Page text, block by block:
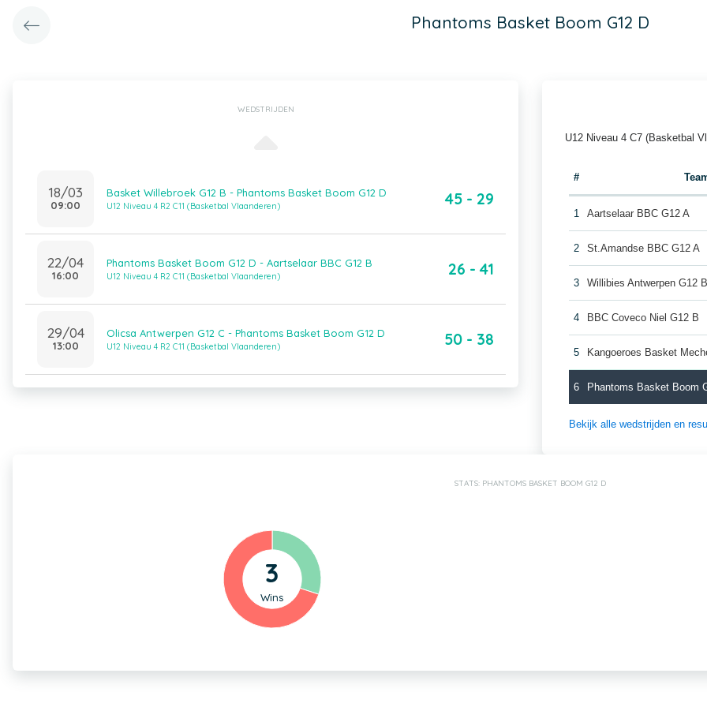
Phantoms Basket Boom G12 D
WEDSTRIJDEN
18/03
09:00
Basket Willebroek G12 B - Phantoms Basket Boom G12 D
U12 Niveau 4 R2 C11 (Basketbal Vlaanderen) 45 - 29
22/04
16:00
Phantoms Basket Boom G12 D - Aartselaar BBC G12 B
U12 Niveau 4 R2 C11 (Basketbal Vlaanderen) 26 - 41
29/04
13:00
Olicsa Antwerpen G12 C - Phantoms Basket Boom G12 D
U12 Niveau 4 R2 C11 (Basketbal Vlaanderen) 50 - 38
U12 Niveau 4 C7 (Basketbal
#
1 Aartselaar BBC G12 A
2 St.Amandse BBC G12 A
3 Willibies Antwerpen G12
4 BBC Coveco Niel G12 B
5 Kangoeroes Basket
6 Phantoms Basket Boom
Bekijk alle wedstrijden en
STATS: PHANTOMS BASKET BOOM G12 D
3
Wins